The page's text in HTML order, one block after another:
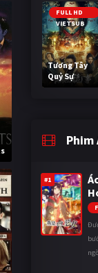
Nano
FULL HD
VIETSUB
Tương Tây
Quỷ Sự
Phim
#1